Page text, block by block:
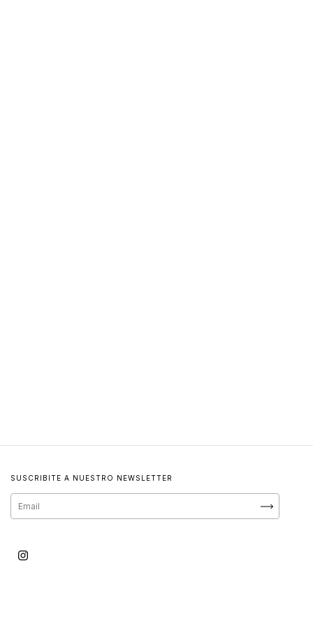
SUSCRIBITE A NUESTRO NEWSLETTER